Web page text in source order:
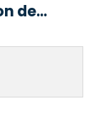
de...